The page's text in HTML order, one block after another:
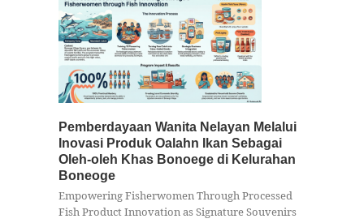
Pemberdayaan Wanita Nelayan Melalui
Inovasi Produk Oalahn Ikan Sebagai
Oleh-oleh Khas Bonoege di Kelurahan
Boneoge
Empowering Fisherwomen Through Processed
Fish Product Innovation as Signature Souvenirs